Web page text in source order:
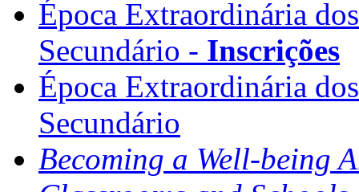
Época Extraordinária
Secundário - Inscrições
Época Extraordinária
Secundário
Becoming a Well-being